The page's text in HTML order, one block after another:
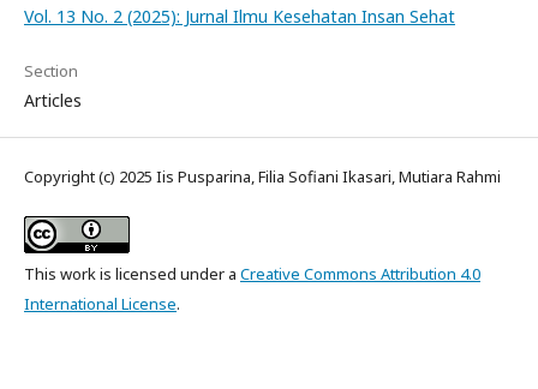
Vol. 13 No. 2 (2025): Jurnal Ilmu Kesehatan Insan Sehat
Section
Articles
Copyright (c) 2025 Iis Pusparina, Filia Sofiani Ikasari, Mutiara Rahmi
This work is licensed under a Creative Commons Attribution 4.0
International License.